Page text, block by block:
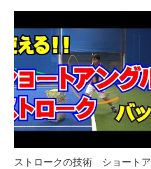
ストロークの技術 ショートア